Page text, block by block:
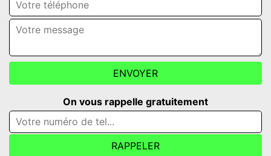
On vous rappelle gratuitement